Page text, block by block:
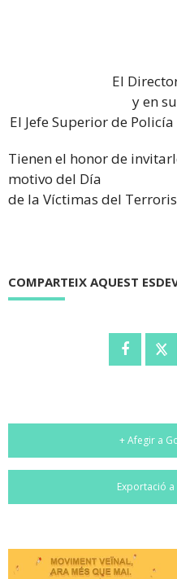
El Director
y en
El Jefe Superior de
Tienen el honor de
motivo del Día
de la Víctimas del
COMPARTEIX AQUEST
+ Afegir a
Exportació